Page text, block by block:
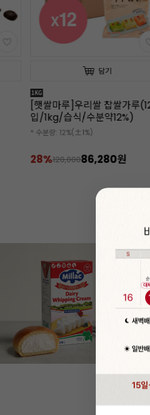
담기
[햇쌀마루]우리쌀 찹쌀가루
입/1kg/습식/수분약12%)
* 수분량: 12%(±1%)
28%120,00086,280원